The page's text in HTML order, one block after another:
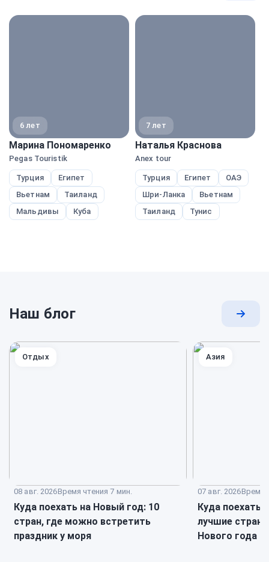
6 лет
Марина Пономаренко
Pegas Touristik
Турция
Египет
Вьетнам
Таиланд
Мальдивы
Куба
7 лет
Наталья Краснова
Anex tour
Турция Египет
ОАЭ
Шри-Ланка
Вьетнам
Таиланд
Тунис
Наш блог
08 авг. 2026Время чтения 7 мин.
Куда поехать на Новый год: 10
стран, где можно встретить
праздник у моря
Отдых
07 авг. 2026Время
Куда поехать
лучшие
Нового года
Азия